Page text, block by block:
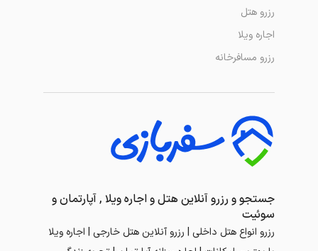
جستجو و رزرو آنلاین هتل و اجاره ویلا , آپارتمان و
سوئیت
رزرو انواع هتل داخلی | رزرو آنلاین هتل خارجی | اجاره ویلا
رزرو هتل
اجاره ویلا
رزرو مسافرخانه